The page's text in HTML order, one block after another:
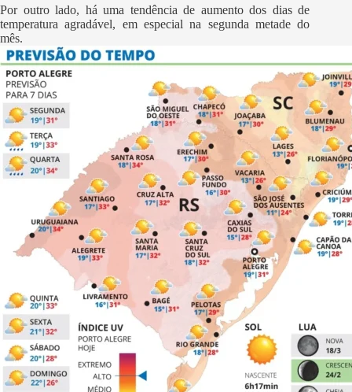
Por outro lado, há uma tendência de aumento dos dias de
temperatura agradável, em especial na segunda metade do
mês.